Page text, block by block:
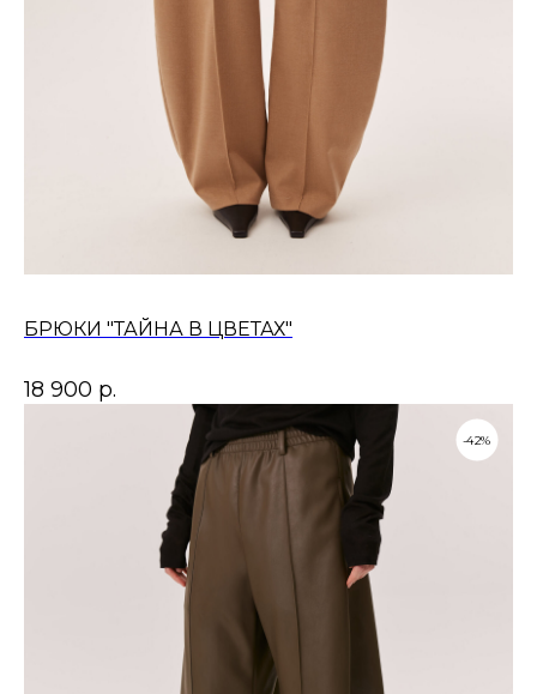
БРЮКИ "ТАЙНА В ЦВЕТАХ"
18 900 р.
-42%